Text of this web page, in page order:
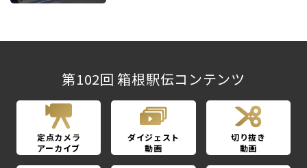
第102回 箱根駅伝コンテンツ
定点カメラ
アーカイブ
ダイジェスト
動画
切り抜き
動画